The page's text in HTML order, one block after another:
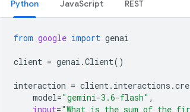
Python JavaScript REST
from google import genai
client = genai .Client()
interaction = client. interactions .
model="gemini-3.6-flash" ,
input="What is the sum of the